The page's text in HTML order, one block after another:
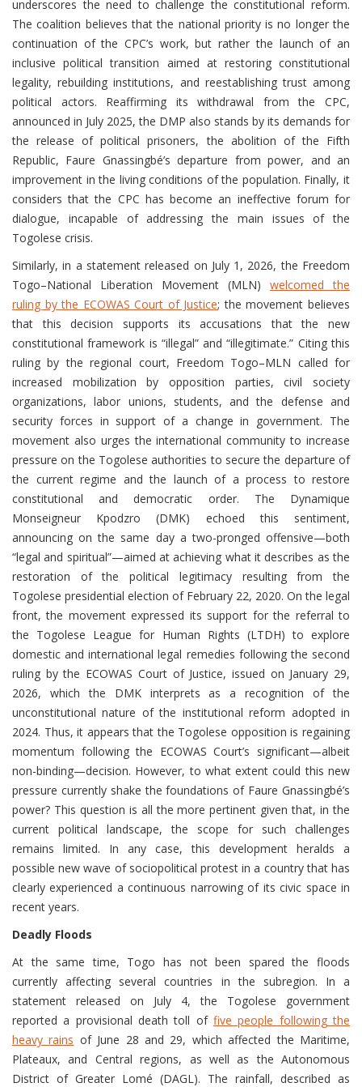
underscores the need to challenge the constitutional reform.
The coalition believes that the national priority is no longer the
continuation of the CPC’s work, but rather the launch of an
inclusive political transition aimed at restoring constitutional
legality, rebuilding institutions, and reestablishing trust among
political actors. Reaffirming its withdrawal from the CPC,
announced in July 2025, the DMP also stands by its demands for
the release of political prisoners, the abolition of the Fifth
Republic, Faure Gnassingbé’s departure from power, and an
improvement in the living conditions of the population. Finally, it
considers that the CPC has become an ineffective forum for
dialogue, incapable of addressing the main issues of the
Togolese crisis.
Similarly, in a statement released on July 1, 2026, the Freedom
Togo–National Liberation Movement (MLN) welcomed the
ruling by the ECOWAS Court of Justice; the movement believes
that this decision supports its accusations that the new
constitutional framework is “illegal” and “illegitimate.” Citing this
ruling by the regional court, Freedom Togo–MLN called for
increased mobilization by opposition parties, civil society
organizations, labor unions, students, and the defense and
security forces in support of a change in government. The
movement also urges the international community to increase
pressure on the Togolese authorities to secure the departure of
the current regime and the launch of a process to restore
constitutional and democratic order. The Dynamique
Monseigneur Kpodzro (DMK) echoed this sentiment,
announcing on the same day a two-pronged offensive—both
“legal and spiritual”—aimed at achieving what it describes as the
restoration of the political legitimacy resulting from the
Togolese presidential election of February 22, 2020. On the legal
front, the movement expressed its support for the referral to
the Togolese League for Human Rights (LTDH) to explore
domestic and international legal remedies following the second
ruling by the ECOWAS Court of Justice, issued on January 29,
2026, which the DMK interprets as a recognition of the
unconstitutional nature of the institutional reform adopted in
2024. Thus, it appears that the Togolese opposition is regaining
momentum following the ECOWAS Court’s significant—albeit
non-binding—decision. However, to what extent could this new
pressure currently shake the foundations of Faure Gnassingbé’s
power? This question is all the more pertinent given that, in the
current political landscape, the scope for such challenges
remains limited. In any case, this development heralds a
possible new wave of sociopolitical protest in a country that has
clearly experienced a continuous narrowing of its civic space in
recent years.
Deadly Floods
At the same time, Togo has not been spared the floods
currently affecting several countries in the subregion. In a
statement released on July 4, the Togolese government
reported a provisional death toll of five people following the
heavy rains of June 28 and 29, which affected the Maritime,
Plateaux, and Central regions, as well as the Autonomous
District of Greater Lomé (DAGL). The rainfall, described as